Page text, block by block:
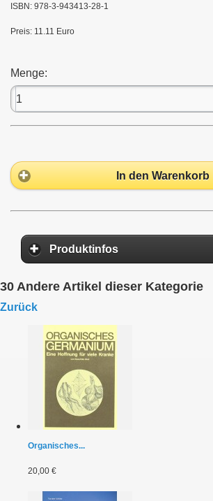
ISBN: 978-3-943413-28-1
Preis: 11.11 Euro
Menge:
In den Warenkorb
Produktinfos
30 Andere Artikel dieser Kategorie
Zurück
Organisches...
20,00 €